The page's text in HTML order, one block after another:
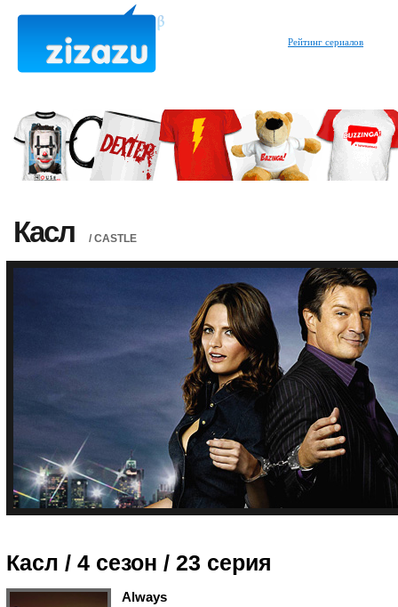
Рейтинг сериалов
Касл / CASTLE
Касл / 4 сезон / 23 серия
Always